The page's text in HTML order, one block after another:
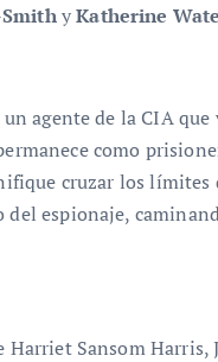
yKatherine
agente de la CIA
como
cruzar los límites
espionaje,
Harriet Sansom